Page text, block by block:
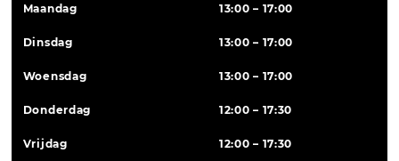
Maandag 13:00 – 17:00
Dinsdag 13:00 – 17:00
Woensdag 13:00 – 17:00
Donderdag 12:00 – 17:30
Vrijdag 12:00 – 17:30